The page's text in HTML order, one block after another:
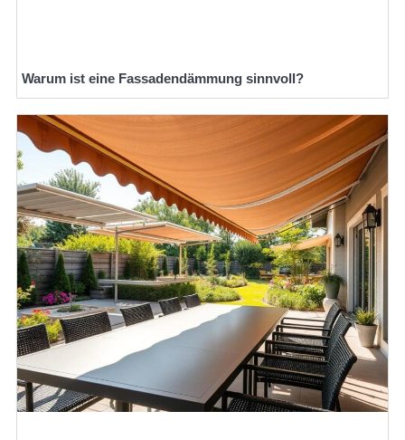
Warum ist eine Fassadendämmung sinnvoll?